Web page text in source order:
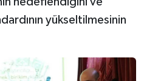
yükseltilmesinin